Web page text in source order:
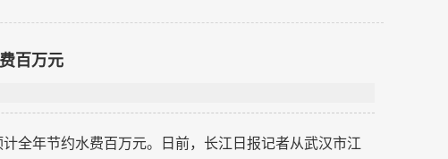
百万元
全年节约水费百万元。日前，长江日报记者从武汉市江